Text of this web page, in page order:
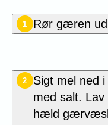
1 Rør gæren
2
Sigt mel ned
med salt.
hæld